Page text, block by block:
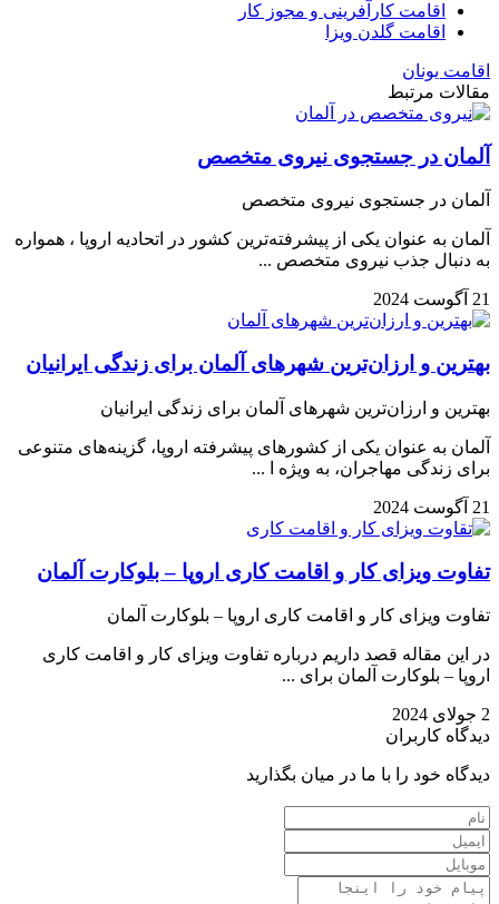
اقامت کارآفرینی و مجوز کار
اقامت گلدن ویزا
اقامت یونان
مقالات مرتبط
آلمان در جستجوی نیروی متخصص
آلمان در جستجوی نیروی متخصص
آلمان به عنوان یکی از پیشرفته‌ترین کشور در اتحادیه اروپا ، همواره
به دنبال جذب نیروی متخصص ...
21 آگوست 2024
بهترین و ارزان‌ترین شهرهای آلمان برای زندگی ایرانیان
بهترین و ارزان‌ترین شهرهای آلمان برای زندگی ایرانیان
آلمان به عنوان یکی از کشورهای پیشرفته اروپا، گزینه‌های متنوعی
برای زندگی مهاجران، به ویژه ا ...
21 آگوست 2024
تفاوت ویزای کار و اقامت کاری اروپا – بلوکارت آلمان
تفاوت ویزای کار و اقامت کاری اروپا – بلوکارت آلمان
در این مقاله قصد داریم درباره تفاوت ویزای کار و اقامت کاری
اروپا – بلوکارت آلمان برای ...
2 جولای 2024
دیدگاه کاربران
دیدگاه خود را با ما در میان بگذارید